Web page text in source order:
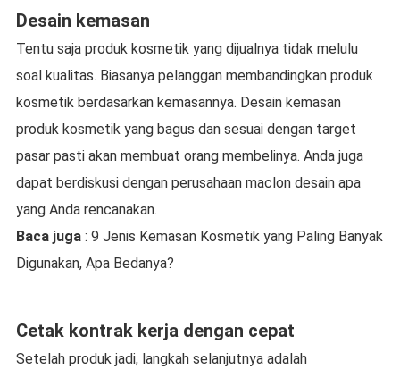
Desain kemasan
Tentu saja produk kosmetik yang dijualnya tidak melulu
soal kualitas. Biasanya pelanggan membandingkan produk
kosmetik berdasarkan kemasannya. Desain kemasan
produk kosmetik yang bagus dan sesuai dengan target
pasar pasti akan membuat orang membelinya. Anda juga
dapat berdiskusi dengan perusahaan maclon desain apa
yang Anda rencanakan.
Baca juga: 9 Jenis Kemasan Kosmetik yang Paling Banyak
Digunakan, Apa Bedanya?
Cetak kontrak kerja dengan cepat
Setelah produk jadi, langkah selanjutnya adalah